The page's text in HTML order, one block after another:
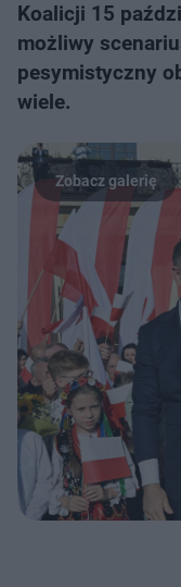
Koalicji 15
możliwy
pesymistyczny
wiele.